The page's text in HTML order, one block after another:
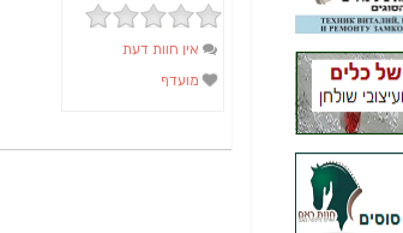
אין חוות דעת
מועדף